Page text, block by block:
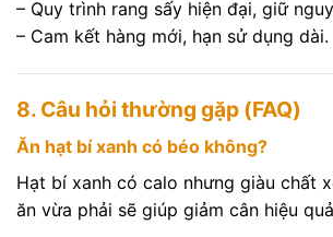
– Quy trình rang sấy hiện đại, giữ
– Cam kết hàng mới, hạn sử dụng dài.
8. Câu hỏi thường gặp (FAQ)
Ăn hạt bí xanh có béo không?
Hạt bí xanh có calo nhưng giàu chất
ăn vừa phải sẽ giúp giảm cân hiệu